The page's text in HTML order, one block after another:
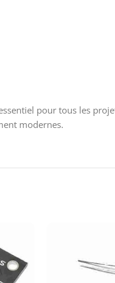
pour tous les
modernes.